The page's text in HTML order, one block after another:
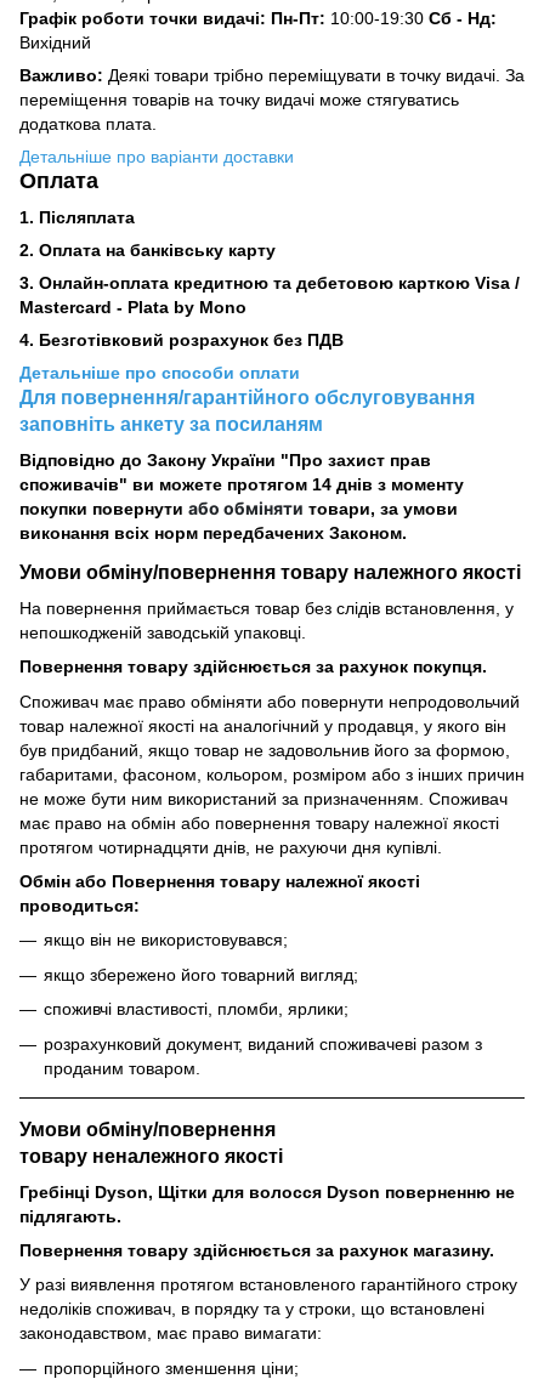
Графік роботи точки видачі: Пн-Пт: 10:00-19:30 Сб - Нд:
Вихідний
Важливо: Деякі товари трібно переміщувати в точку видачі. За
переміщення товарів на точку видачі може стягуватись
додаткова плата.
Детальніше про варіанти доставки
Оплата
1. Післяплата
2. Оплата на банківську карту
3. Онлайн-оплата кредитною та дебетовою карткою Visa /
Mastercard - Plata by Mono
4. Безготівковий розрахунок без ПДВ
Детальніше про способи оплати
Для повернення/гарантійного обслуговування
заповніть анкету за посиланям
Відповідно до Закону України "Про захист прав
споживачів" ви можете протягом 14 днів з моменту
покупки повернути або обміняти товари, за умови
виконання всіх норм передбачених Законом.
Умови обміну/повернення товару належного якості
На повернення приймається товар без слідів встановлення, у
непошкодженій заводській упаковці.
Повернення товару здійснюється за рахунок покупця.
Споживач має право обміняти або повернути непродовольчий
товар належної якості на аналогічний у продавця, у якого він
був придбаний, якщо товар не задовольнив його за формою,
габаритами, фасоном, кольором, розміром або з інших причин
не може бути ним використаний за призначенням. Споживач
має право на обмін або повернення товару належної якості
протягом чотирнадцяти днів, не рахуючи дня купівлі.
Обмін або Повернення товару належної якості
проводиться:
якщо він не використовувався;
якщо збережено його товарний вигляд;
споживчі властивості, пломби, ярлики;
розрахунковий документ, виданий споживачеві разом з
проданим товаром.
Умови обміну/повернення
товару неналежного якості
Гребінці Dyson, Щітки для волосся Dyson поверненню не
підлягають.
Повернення товару здійснюється за рахунок магазину.
У разі виявлення протягом встановленого гарантійного строку
недоліків споживач, в порядку та у строки, що встановлені
законодавством, має право вимагати:
пропорційного зменшення ціни;